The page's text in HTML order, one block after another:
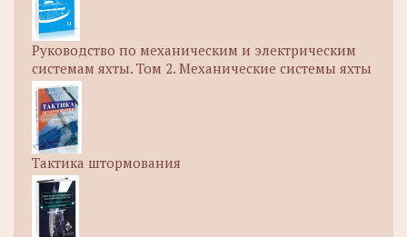
Руководство по механическим и электрическим
системам яхты. Том 2. Механические системы яхты
Тактика штормования